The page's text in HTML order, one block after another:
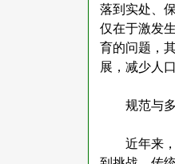
落到实处、
仅在于激发
育的问题，
展，减少人
规范与
近年来